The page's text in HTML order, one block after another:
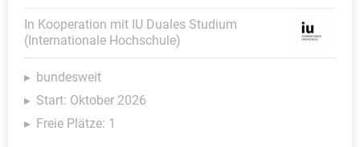
In Kooperation mit IU Duales Studium
(Internationale Hochschule)
bundesweit
Start: Oktober 2026
Freie Plätze: 1